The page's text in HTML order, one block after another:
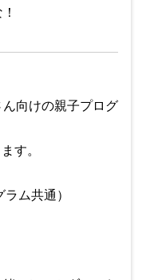
ん向けの親子プログ
す。
ム共通）